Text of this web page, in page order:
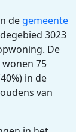
de gemeente
3023
De
wonen 75
in de
van